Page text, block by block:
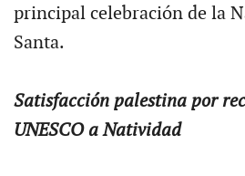
principal celebración de la
Santa.
Satisfacción palestina por
UNESCO a Natividad